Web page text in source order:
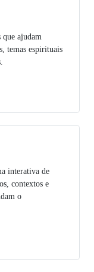
que ajudam
temas espirituais
interativa de
contextos e
o